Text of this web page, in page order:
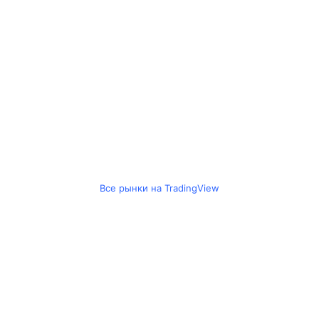
Все рынки на TradingView